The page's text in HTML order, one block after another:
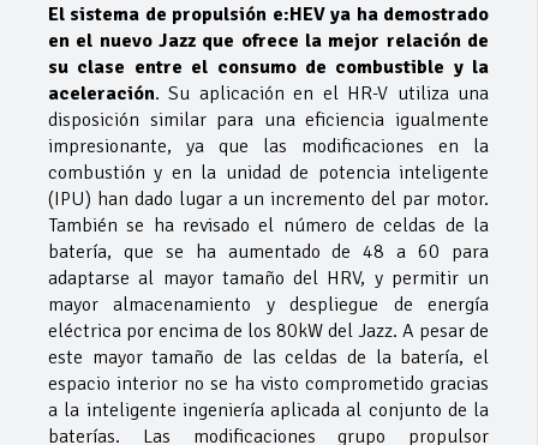
El sistema de propulsión e:HEV ya ha demostrado
en el nuevo Jazz que ofrece la mejor relación de
su clase entre el consumo de combustible y la
aceleración. Su aplicación en el HR-V utiliza una
disposición similar para una eficiencia igualmente
impresionante, ya que las modificaciones en la
combustión y en la unidad de potencia inteligente
(IPU) han dado lugar a un incremento del par motor.
También se ha revisado el número de celdas de la
batería, que se ha aumentado de 48 a 60 para
adaptarse al mayor tamaño del HRV, y permitir un
mayor almacenamiento y despliegue de energía
eléctrica por encima de los 80kW del Jazz. A pesar de
este mayor tamaño de las celdas de la batería, el
espacio interior no se ha visto comprometido gracias
a la inteligente ingeniería aplicada al conjunto de la
baterías. Las modificaciones grupo propulsor